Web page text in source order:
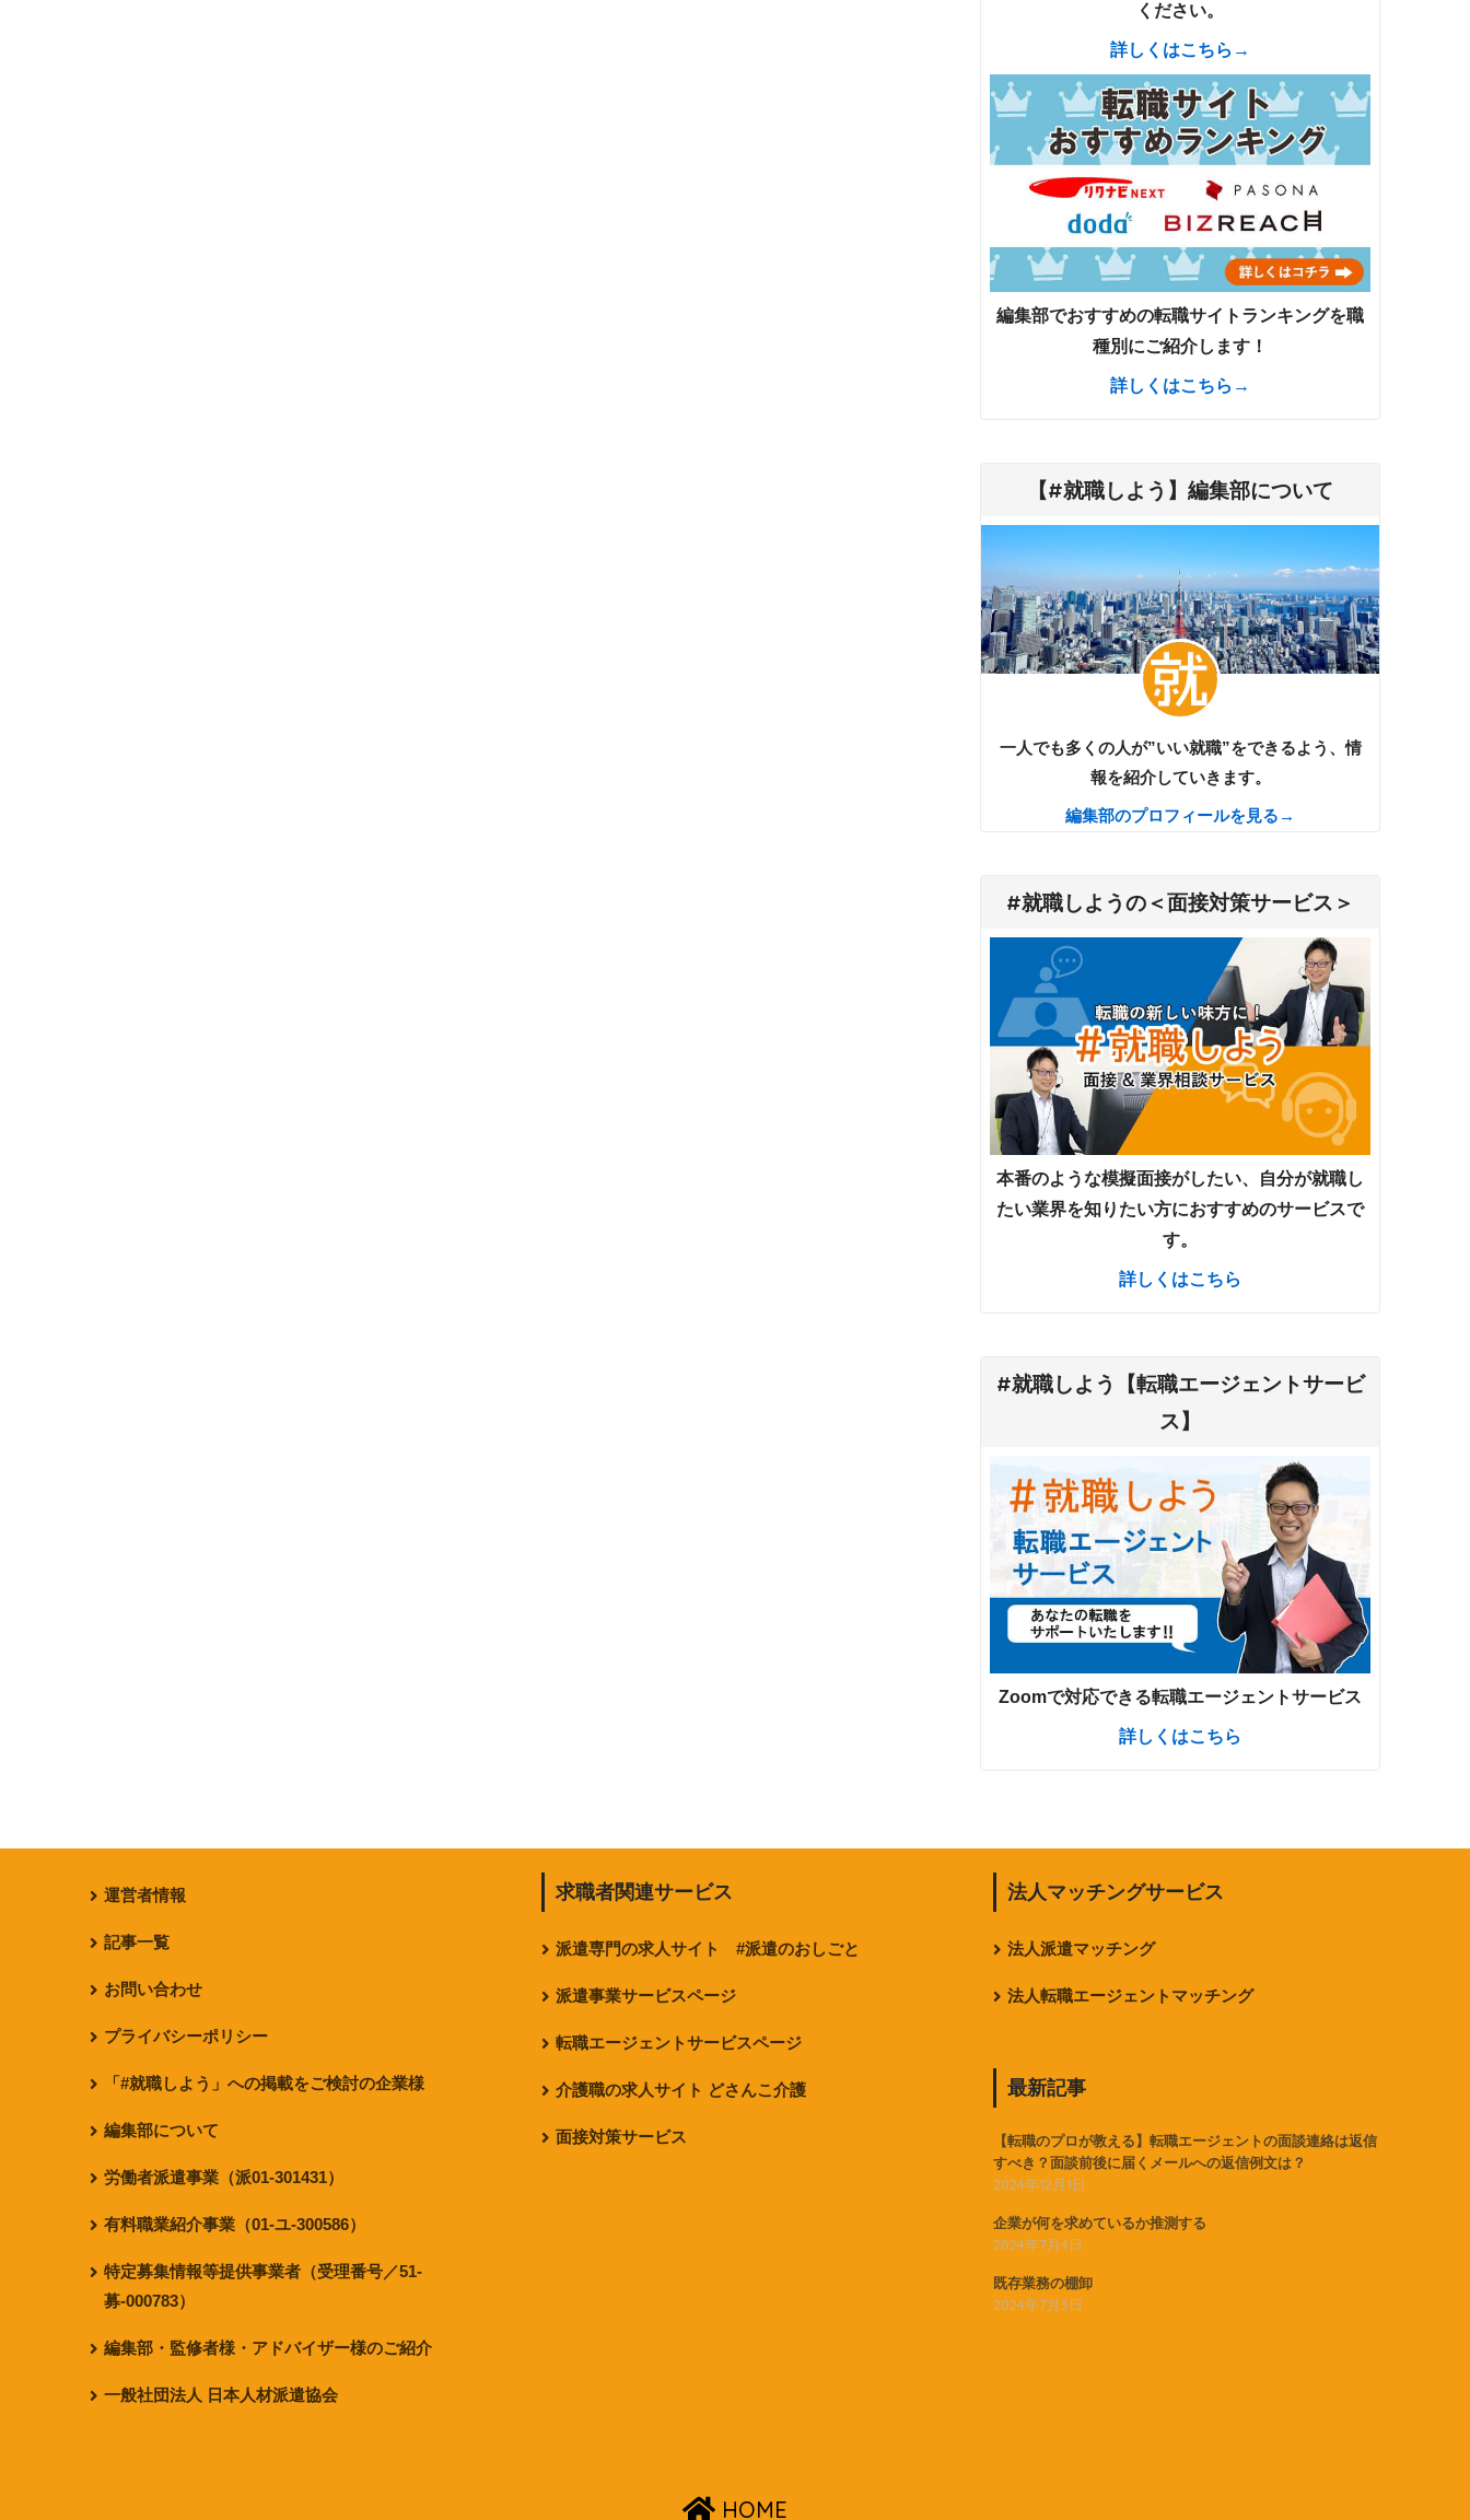
ください。
詳しくはこちら→
編集部でおすすめの転職サイトランキングを職
種別にご紹介します！
詳しくはこちら→
【#就職しよう】編集部について
一人でも多くの人が”いい就職”をできるよう、情
報を紹介していきます。
編集部のプロフィールを見る→
#就職しようの＜面接対策サービス＞
本番のような模擬面接がしたい、自分が就職し
たい業界を知りたい方におすすめのサービスで
す。
詳しくはこちら
#就職しよう【転職エージェントサービ
ス】
Zoomで対応できる転職エージェントサービス
詳しくはこちら
運営者情報
記事一覧
お問い合わせ
プライバシーポリシー
「#就職しよう」への掲載をご検討の企業様
編集部について
労働者派遣事業（派01-301431）
有料職業紹介事業（01-ユ-300586）
特定募集情報等提供事業者（受理番号／51-
募-000783）
編集部・監修者様・アドバイザー様のご紹介
一般社団法人 日本人材派遣協会
求職者関連サービス
派遣専門の求人サイト #派遣のおしごと
派遣事業サービスページ
転職エージェントサービスページ
介護職の求人サイト どさんこ介護
面接対策サービス
法人マッチングサービス
法人派遣マッチング
法人転職エージェントマッチング
最新記事
【転職のプロが教える】転職エージェントの面談連絡は返信
すべき？面談前後に届くメールへの返信例文は？
2024年12月1日
企業が何を求めているか推測する
2024年7月4日
既存業務の棚卸
2024年7月3日
HOME